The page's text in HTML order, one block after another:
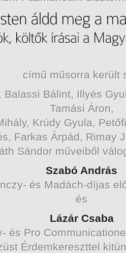
című műsorra került
Balassi Bálint, Illyés
Tamási Áron,
Krúdy Gyula,
Farkas Árpád, Rimay
Sándor műveiből
Szabó András
és Madách-díjas
és
Lázár Csaba
és Pro
Érdemkereszttel